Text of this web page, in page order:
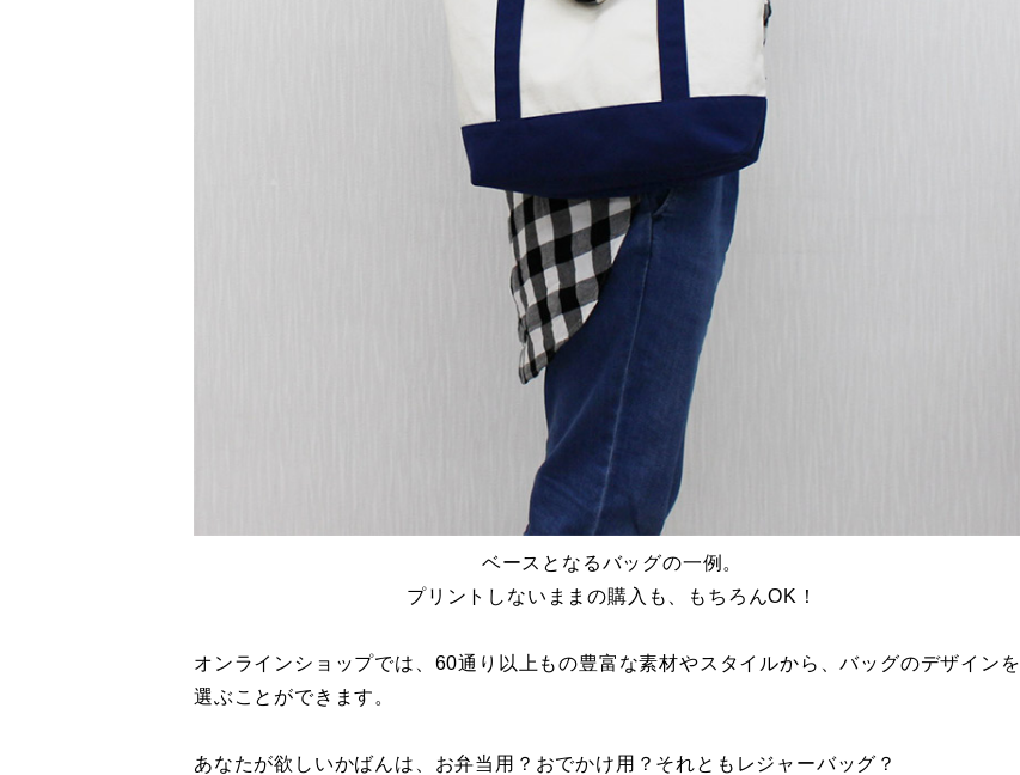
ベースとなるバッグの一例。
プリントしないままの購入も、もちろんOK！
オンラインショップでは、60通り以上もの豊富な素材やスタイルから、バッグのデザインを
選ぶことができます。
あなたが欲しいかばんは、お弁当用？おでかけ用？それともレジャーバッグ？